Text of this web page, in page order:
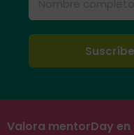
Valora mentorDay en